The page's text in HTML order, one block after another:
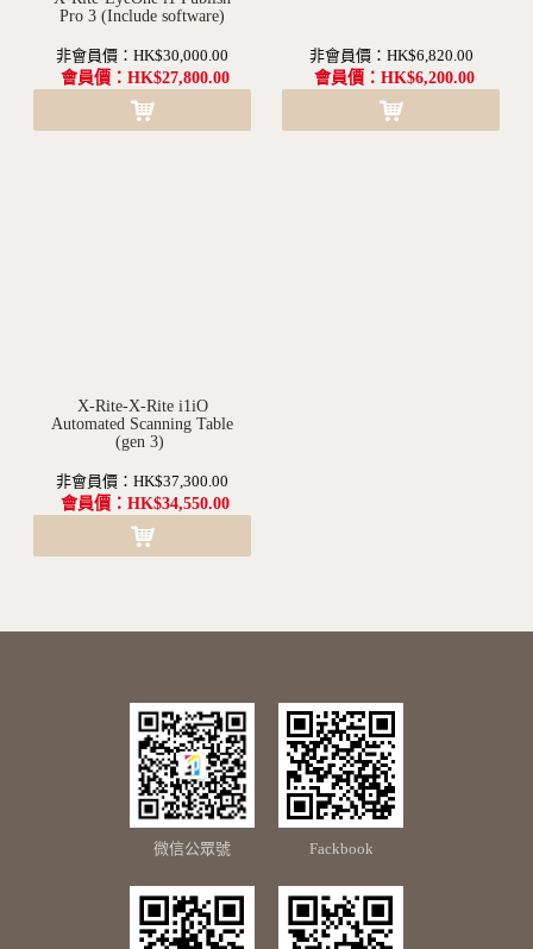
沒有現貨(訂購需要1-2個月不等的時間)
Pro 3 (Include software)
非會員價：HK$30,000.00
會員價：HK$27,800.00
非會員價：HK$6,820.00
會員價：HK$6,200.00
沒有現貨(訂購需要1-2個月不等的時間)
X-Rite-X-Rite i1iO
Automated Scanning Table
(gen 3)
非會員價：HK$37,300.00
會員價：HK$34,550.00
微信公眾號 Fackbook